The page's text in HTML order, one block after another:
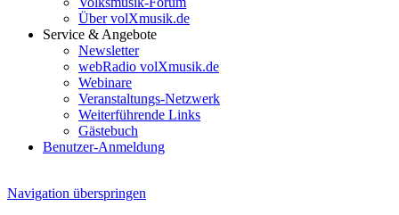
Über volXmusik.de
Service & Angebote
Newsletter
webRadio volXmusik.de
Webinare
Veranstaltungs-Netzwerk
Weiterführende Links
Gästebuch
Benutzer-Anmeldung
Navigation überspringen